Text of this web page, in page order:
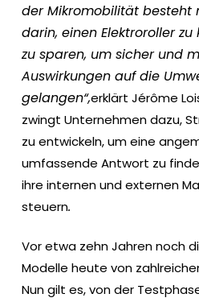
der Mikromobilität besteht
darin, einen Elektroroller
zu sparen, um sicher und
Auswirkungen auf die
gelangen“,erklärt Jérôme
zwingt Unternehmen dazu,
zu entwickeln, um eine
umfassende Antwort zu
ihre internen und externen
steuern.
Vor etwa zehn Jahren noch
Modelle heute von
Nun gilt es, von der